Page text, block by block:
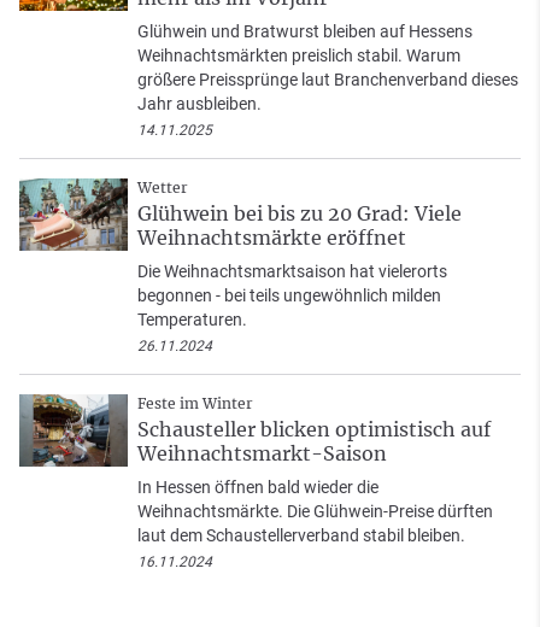
Glühwein und Bratwurst bleiben auf Hessens
Weihnachtsmärkten preislich stabil. Warum
größere Preissprünge laut Branchenverband dieses
Jahr ausbleiben.
14.11.2025
Wetter
Glühwein bei bis zu 20 Grad: Viele
Weihnachtsmärkte eröffnet
Die Weihnachtsmarktsaison hat vielerorts
begonnen - bei teils ungewöhnlich milden
Temperaturen.
26.11.2024
Feste im Winter
Schausteller blicken optimistisch auf
Weihnachtsmarkt-Saison
In Hessen öffnen bald wieder die
Weihnachtsmärkte. Die Glühwein-Preise dürften
laut dem Schaustellerverband stabil bleiben.
16.11.2024